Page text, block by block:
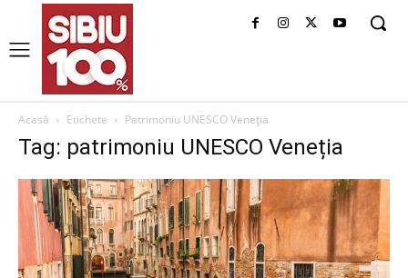
Acasă Etichete Patrimoniu UNESCO Veneția
Tag: patrimoniu UNESCO Veneția